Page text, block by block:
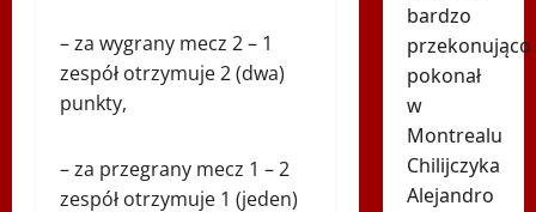
– za wygrany mecz 2 – 1
zespół otrzymuje 2 (dwa)
punkty,
– za przegrany mecz 1 – 2
zespół otrzymuje 1 (jeden)
bardzo
przekonująco
pokonał
w
Montrealu
Chilijczyka
Alejandro